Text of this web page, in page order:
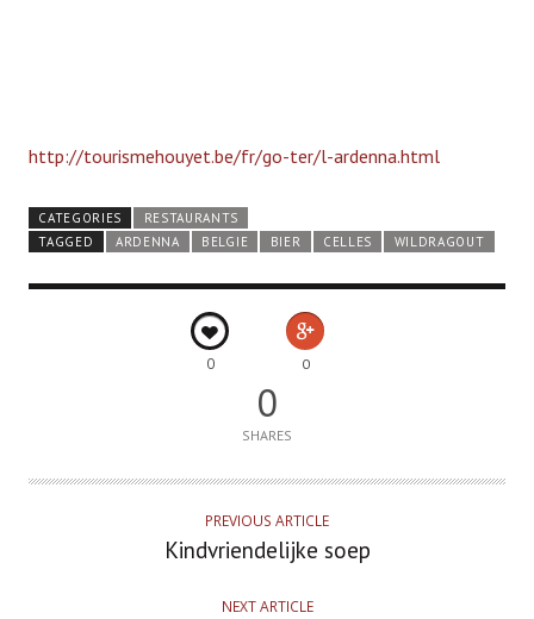
http://tourismehouyet.be/fr/go-ter/l-ardenna.html
CATEGORIES
RESTAURANTS
TAGGED
ARDENNA BELGIE BIER CELLES WILDRAGOUT
0 0
0
SHARES
PREVIOUS ARTICLE
Kindvriendelijke soep
NEXT ARTICLE